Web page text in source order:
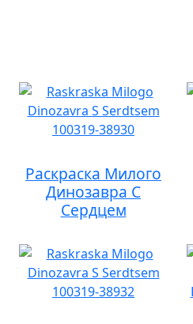
Раскраска Милого
Динозавра С
Сердцем